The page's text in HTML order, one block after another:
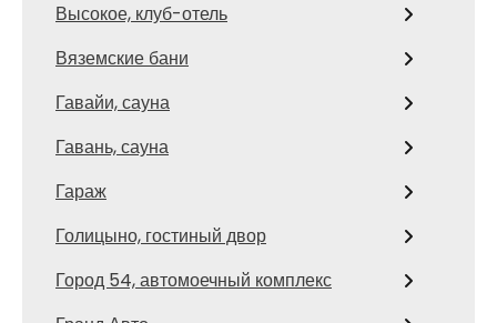
Высокое, клуб-отель
Вяземские бани
Гавайи, сауна
Гавань, сауна
Гараж
Голицыно, гостиный двор
Город 54, автомоечный комплекс